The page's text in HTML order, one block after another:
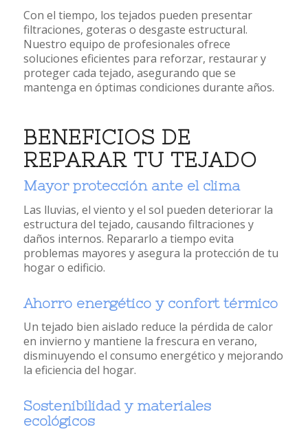
Con el tiempo, los tejados pueden presentar
filtraciones, goteras o desgaste estructural.
Nuestro equipo de profesionales ofrece
soluciones eficientes para reforzar, restaurar y
proteger cada tejado, asegurando que se
mantenga en óptimas condiciones durante años.
BENEFICIOS DE
REPARAR TU TEJADO
Mayor protección ante el clima
Las lluvias, el viento y el sol pueden deteriorar la
estructura del tejado, causando filtraciones y
daños internos. Repararlo a tiempo evita
problemas mayores y asegura la protección de tu
hogar o edificio.
Ahorro energético y confort térmico
Un tejado bien aislado reduce la pérdida de calor
en invierno y mantiene la frescura en verano,
disminuyendo el consumo energético y mejorando
la eficiencia del hogar.
Sostenibilidad y materiales
ecológicos